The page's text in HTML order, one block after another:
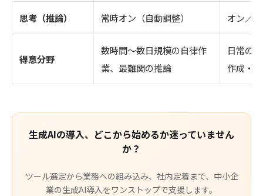
思考（推論） 常時オン（自動調整） オン／
得意分野
数時間〜数日規模の自律作
業、最難関の推論
日常の
作成・
生成AIの導入、どこから始めるか迷っていません
か？
ツール選定から業務への組み込み、社内定着まで、中小企
業の生成AI導入をワンストップで支援します。